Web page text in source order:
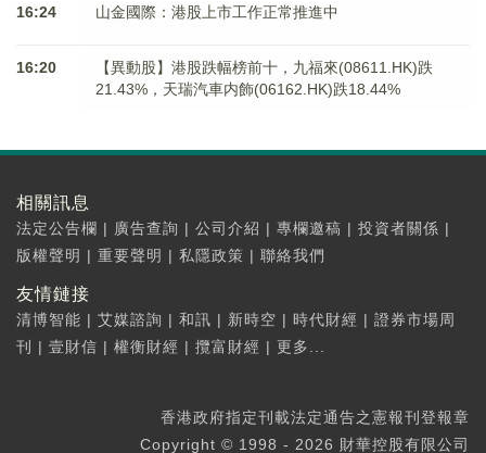
16:24 山金國際：港股上市工作正常推進中
16:20
【異動股】港股跌幅榜前十，九福來(08611.HK)跌
21.43%，天瑞汽車内飾(06162.HK)跌18.44%
相關訊息
法定公告欄 | 廣告查詢 | 公司介紹 | 專欄邀稿 | 投資者關係 |
版權聲明 | 重要聲明 | 私隱政策 | 聯絡我們
友情鏈接
清博智能 | 艾媒諮詢 | 和訊 | 新時空 | 時代財經 | 證券市場周
刊
| 壹財信 | 權衡財經 | 攬富財經 | 更多...
香港政府指定刊載法定通告之憲報刊登報章
Copyright © 1998 - 2026 財華控股有限公司